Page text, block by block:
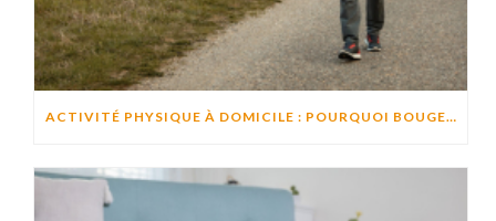
ACTIVITÉ PHYSIQUE À DOMICILE : POURQUOI BOUGER CHAQUE JOUR AIDE À PRÉSERVER L’AUTONOMIE ?